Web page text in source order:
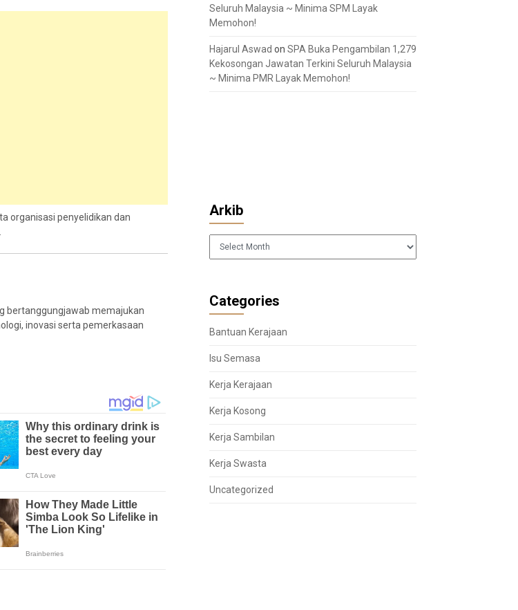
organisasi penyelidikan dan
bertanggungjawab memajukan
inovasi serta pemerkasaan
Seluruh Malaysia ~ Minima SPM Layak
Memohon!
Hajarul Aswad on SPA Buka Pengambilan 1,279
Kekosongan Jawatan Terkini Seluruh Malaysia
~ Minima PMR Layak Memohon!
Arkib
Arkib
Categories
Bantuan Kerajaan
Isu Semasa
Kerja Kerajaan
Kerja Kosong
Kerja Sambilan
Kerja Swasta
Uncategorized